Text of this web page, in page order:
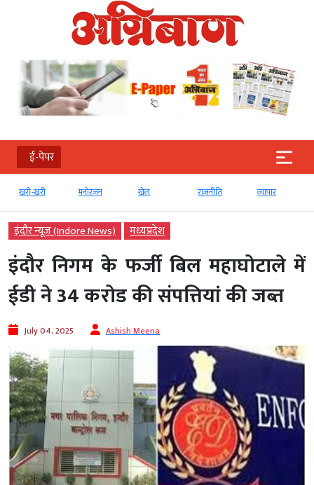
ई-पेपर
खरी-खरी मनोरंजन खेल राजनीति व्‍यापार
इंदौर न्यूज़ (Indore News) मध्‍यप्रदेश
इंदौर निगम के फर्जी बिल महाघोटाले में
ईडी ने 34 करोड की संपत्तियां की जब्त
July 04, 2025 Ashish Meena